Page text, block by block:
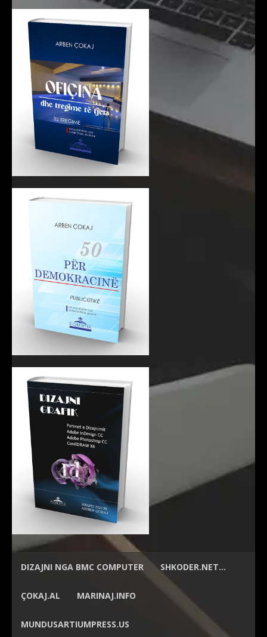
DIZAJNI NGA BMC COMPUTER SHKODER.NET…
ÇOKAJ.AL MARINAJ.INFO
MUNDUSARTIUMPRESS.US